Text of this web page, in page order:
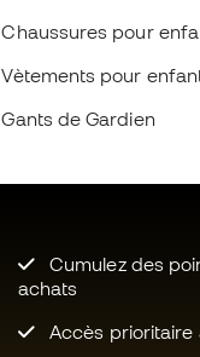
Chaussures pour
Vètements pour
Gants de Gardien
Cumulez des
achats
Accès prioritaire